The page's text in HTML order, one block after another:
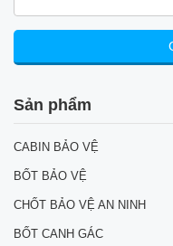
Sản phẩm
CABIN BẢO VỆ
BỐT BẢO VỆ
CHỐT BẢO VỆ AN NINH
BỐT CANH GÁC